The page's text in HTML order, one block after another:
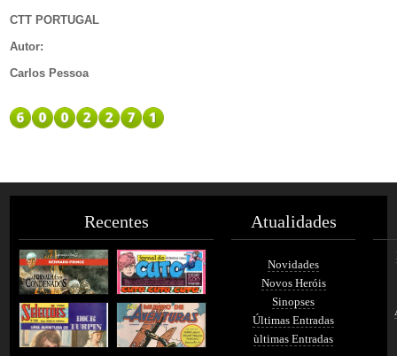
CTT PORTUGAL
Autor:
Carlos Pessoa
Recentes Atualidades
Novidades
Novos Heróis
Sinopses
Últimas Entradas
ùltimas Entradas